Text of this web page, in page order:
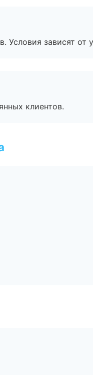
зависят от
клиентов.